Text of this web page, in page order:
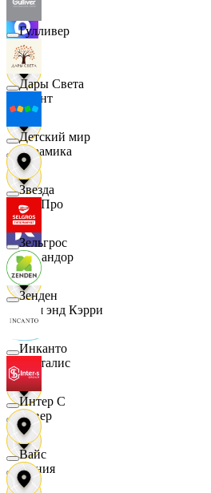
kari
Квант
Керамика
КитПро
Командор
Кэш энд Кэрри
Лакталис
Левер
Линия
Гулливер
Дары Света
Детский мир
Звезда
Зельгрос
Зенден
Инканто
Интер С
Вайс